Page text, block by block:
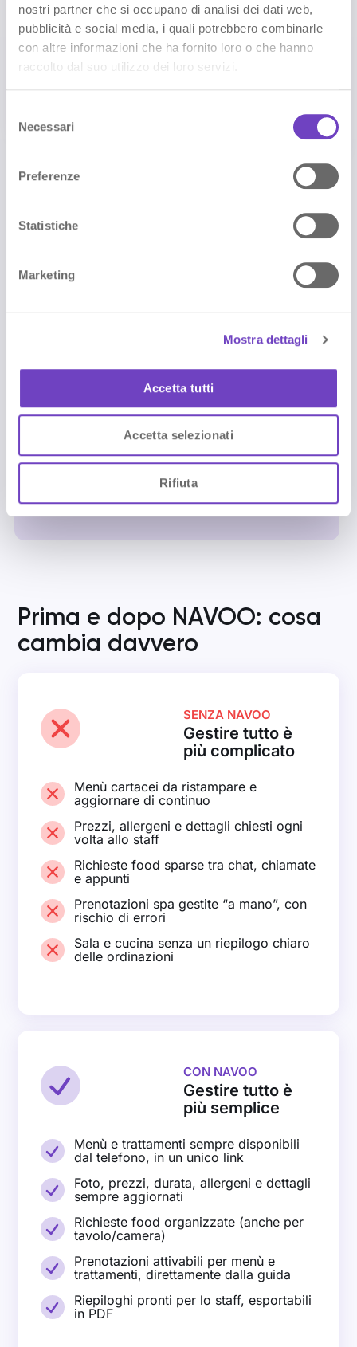
nostri partner che si occupano di analisi dei dati web,
pubblicità e social media, i quali potrebbero combinarle
con altre informazioni che ha fornito loro o che hanno
raccolto dal suo utilizzo dei loro servizi.
Necessari
Preferenze
Statistiche
Marketing
Mostra dettagli
Accetta tutti
Accetta selezionati
Rifiuta
listini e
pacchetti
dal pannello
di controllo
NAVOO.
foto, prezzi
e
informazioni
di controllo,
e la guida si
aggiorna in
automatico.
Prova la demo
🎁 1° mese gratis con
iscrizione alla newsletter
Digital Guide:
il primo mese è gratuito.
Iscriviti
Prima e dopo NAVOO: cosa
cambia davvero
SENZA NAVOO
Gestire tutto è
più complicato
Menù cartacei da ristampare e
aggiornare di continuo
Prezzi, allergeni e dettagli chiesti ogni
volta allo staff
Richieste food sparse tra chat, chiamate
e appunti
Prenotazioni spa gestite “a mano”, con
rischio di errori
Sala e cucina senza un riepilogo chiaro
delle ordinazioni
CON NAVOO
Gestire tutto è
più semplice
Menù e trattamenti sempre disponibili
dal telefono, in un unico link
Foto, prezzi, durata, allergeni e dettagli
sempre aggiornati
Richieste food organizzate (anche per
tavolo/camera)
Prenotazioni attivabili per menù e
trattamenti, direttamente dalla guida
Riepiloghi pronti per lo staff, esportabili
in PDF